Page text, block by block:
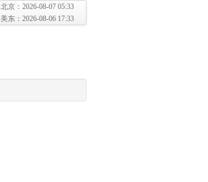
北京： 2026-08-07 05:33
美东： 2026-08-06 17:33